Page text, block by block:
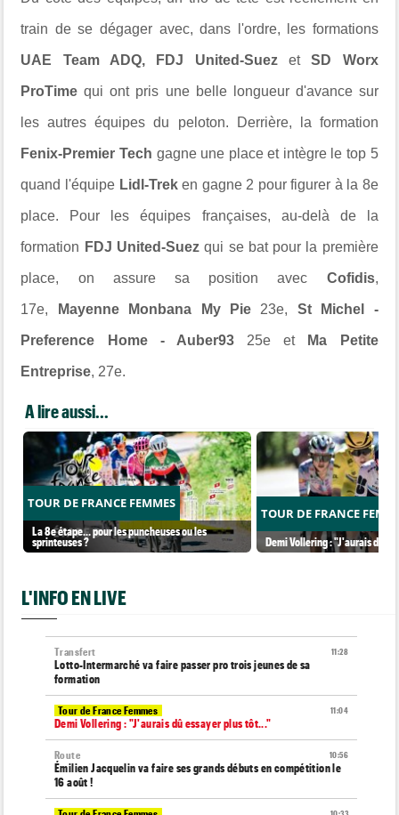
train de se dégager avec, dans l'ordre, les formations
UAE Team ADQ, FDJ United-Suez etSD Worx
ProTime qui ont pris une belle longueur d'avance sur
les autres équipes du peloton. Derrière, la formation
Fenix-Premier Tech gagne une place et intègre le top 5
quand l'équipe Lidl-Treken gagne 2 pour figurer à la 8e
place. Pour les équipes françaises, au-delà de la
formation FDJ United-Suezqui se bat pour la première
place, on assure sa position avec Cofidis,
17e, Mayenne Monbana My Pie 23e, St Michel -
Preference Home - Auber93 25e et Ma Petite
Entreprise, 27e.
A lire aussi...
TOUR DE FRANCE FEMMES
La 8e étape… pour les puncheuses ou les
sprinteuses ?
TOUR DE FRANCE
Demi Vollering : "J'aurais dû
L'INFO EN LIVE
11:28
Transfert
Lotto-Intermarché va faire passer pro trois jeunes de sa
formation
11:04
Tour de France Femmes
Demi Vollering : "J'aurais dû essayer plus tôt..."
10:56
Route
Émilien Jacquelin va faire ses grands débuts en compétition le
16 août !